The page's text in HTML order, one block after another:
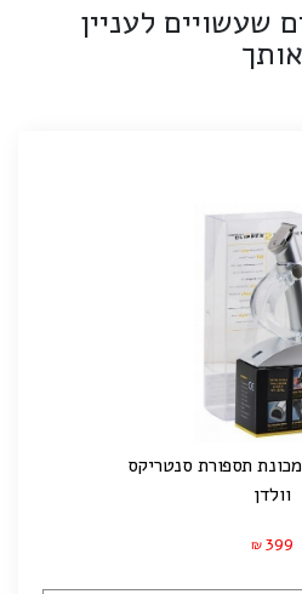
שעשויים לעניין
אותך
וולדן
₪ 399